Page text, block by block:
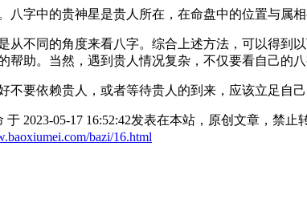
八字中的贵神星是贵人所在，在命盘中的位置与属
从不同的角度来看八字。综合上述方法，可以得到
帮助。当然，遇到贵人情况复杂，不仅要看自己的
不要依赖贵人，或者等待贵人的到来，应该立足自
2023-05-17 16:52:42发表在本站，原创文章，禁止
bazi/16.html